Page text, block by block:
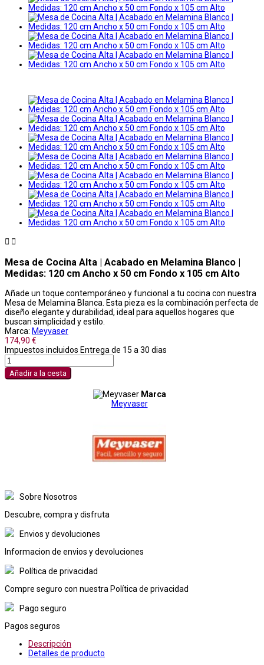
 
Mesa de Cocina Alta | Acabado en Melamina Blanco |
Medidas: 120 cm Ancho x 50 cm Fondo x 105 cm Alto
Añade un toque contemporáneo y funcional a tu cocina con nuestra
Mesa de Melamina Blanca. Esta pieza es la combinación perfecta de
diseño elegante y durabilidad, ideal para aquellos hogares que
buscan simplicidad y estilo.
Marca: Meyvaser
174,90 €
Impuestos incluidos Entrega de 15 a 30 dias
Añadir a la cesta
Marca
Meyvaser
Sobre Nosotros
Descubre, compra y disfruta
Envios y devoluciones
Informacion de envios y devoluciones
Política de privacidad
Compre seguro con nuestra Política de privacidad
Pago seguro
Pagos seguros
Descripción
Detalles de producto